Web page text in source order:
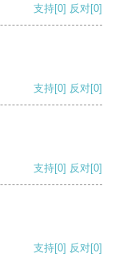
支持[0] 反对[0]
支持[0] 反对[0]
支持[0] 反对[0]
支持[0] 反对[0]